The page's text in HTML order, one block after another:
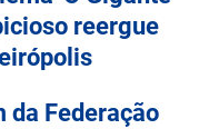
reergue
da Federação